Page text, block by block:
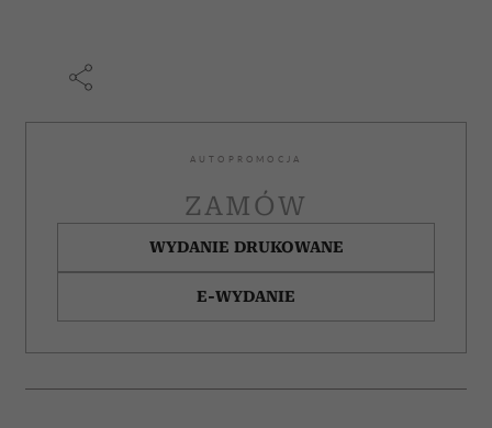
AUTOPROMOCJA
ZAMÓW
WYDANIE DRUKOWANE
E-WYDANIE